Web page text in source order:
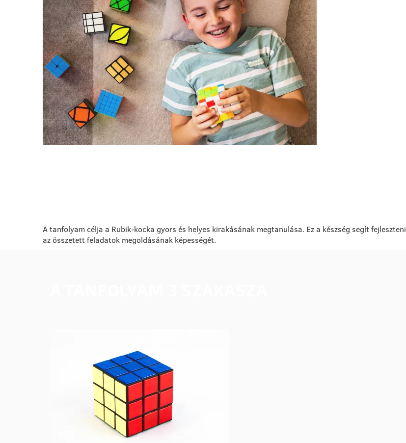
A tanfolyam célja a Rubik-kocka gyors és helyes kirakásának megtanulása. Ez a készség segít
az összetett feladatok megoldásának képességét.